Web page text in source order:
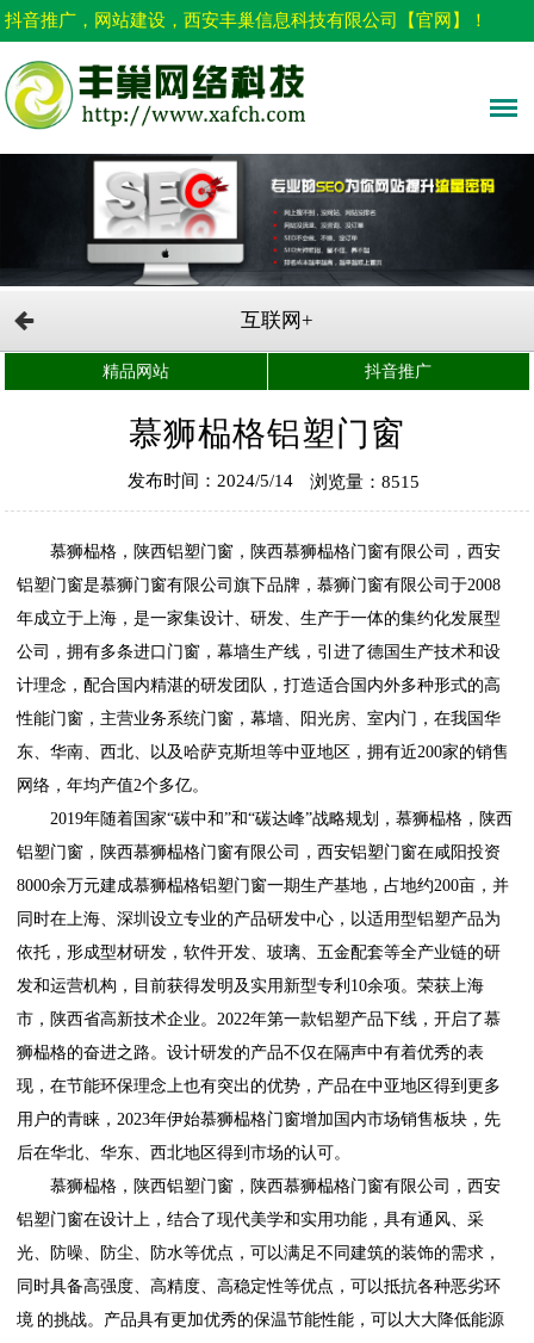
抖音推广，网站建设，西安丰巢信息科技有限公司【官网】！
互联网+
精品网站 抖音推广
慕狮榀格铝塑门窗
发布时间：2024/5/14 浏览量：8515
慕狮榀格，陕西铝塑门窗，陕西慕狮榀格门窗有限公司，西安
铝塑门窗是慕狮门窗有限公司旗下品牌，慕狮门窗有限公司于2008
年成立于上海，是一家集设计、研发、生产于一体的集约化发展型
公司，拥有多条进口门窗，幕墙生产线，引进了德国生产技术和设
计理念，配合国内精湛的研发团队，打造适合国内外多种形式的高
性能门窗，主营业务系统门窗，幕墙、阳光房、室内门，在我国华
东、华南、西北、以及哈萨克斯坦等中亚地区，拥有近200家的销售
网络，年均产值2个多亿。
2019年随着国家“碳中和”和“碳达峰”战略规划，慕狮榀格，陕西
铝塑门窗，陕西慕狮榀格门窗有限公司，西安铝塑门窗在咸阳投资
8000余万元建成慕狮榀格铝塑门窗一期生产基地，占地约200亩，并
同时在上海、深圳设立专业的产品研发中心，以适用型铝塑产品为
依托，形成型材研发，软件开发、玻璃、五金配套等全产业链的研
发和运营机构，目前获得发明及实用新型专利10余项。荣获上海
市，陕西省高新技术企业。2022年第一款铝塑产品下线，开启了慕
狮榀格的奋进之路。设计研发的产品不仅在隔声中有着优秀的表
现，在节能环保理念上也有突出的优势，产品在中亚地区得到更多
用户的青睐，2023年伊始慕狮榀格门窗增加国内市场销售板块，先
后在华北、华东、西北地区得到市场的认可。
慕狮榀格，陕西铝塑门窗，陕西慕狮榀格门窗有限公司，西安
铝塑门窗在设计上，结合了现代美学和实用功能，具有通风、采
光、防噪、防尘、防水等优点，可以满足不同建筑的装饰的需求，
同时具备高强度、高精度、高稳定性等优点，可以抵抗各种恶劣环
境 的挑战。产品具有更加优秀的保温节能性能，可以大大降低能源